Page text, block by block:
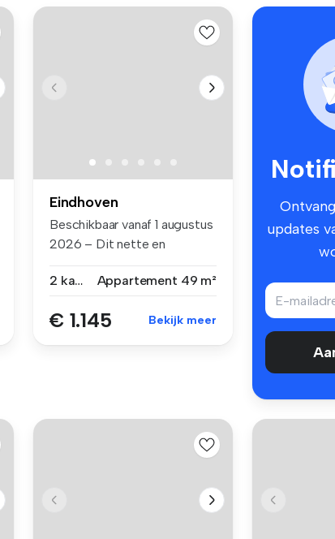
Eindhoven
Beschikbaar vanaf 1 augustus
2026 – Dit nette en
2 kamers
Appartement 49 m²
€ 1.145 Bekijk meer
updates